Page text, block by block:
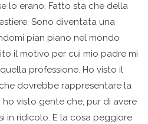
lo erano. Fatto sta che della
Sono diventata una
pian piano nel mondo
il motivo per cui mio padre mi
professione. Ho visto il
dovrebbe rappresentare la
visto gente che, pur di avere
in ridicolo. E la cosa peggiore